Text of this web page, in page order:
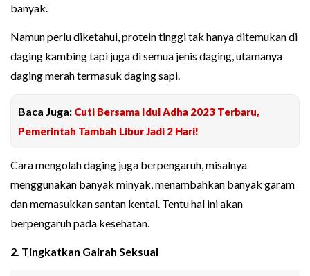
banyak.
Namun perlu diketahui, protein tinggi tak hanya ditemukan di
daging kambing tapi juga di semua jenis daging, utamanya
daging merah termasuk daging sapi.
Baca Juga: Cuti Bersama Idul Adha 2023 Terbaru,
Pemerintah Tambah Libur Jadi 2 Hari!
Cara mengolah daging juga berpengaruh, misalnya
menggunakan banyak minyak, menambahkan banyak garam
dan memasukkan santan kental. Tentu hal ini akan
berpengaruh pada kesehatan.
2. Tingkatkan Gairah Seksual